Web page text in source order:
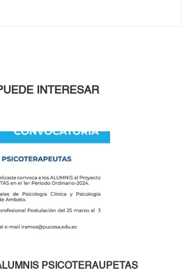
INTERESAR
PSICOTERAUPETAS